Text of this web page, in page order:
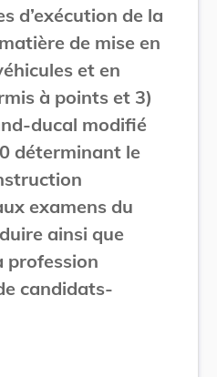
d’exécution de la
de mise en
et en
à points et 3)
ducal modifié
déterminant le
examens du
ainsi que
profession
candidats-